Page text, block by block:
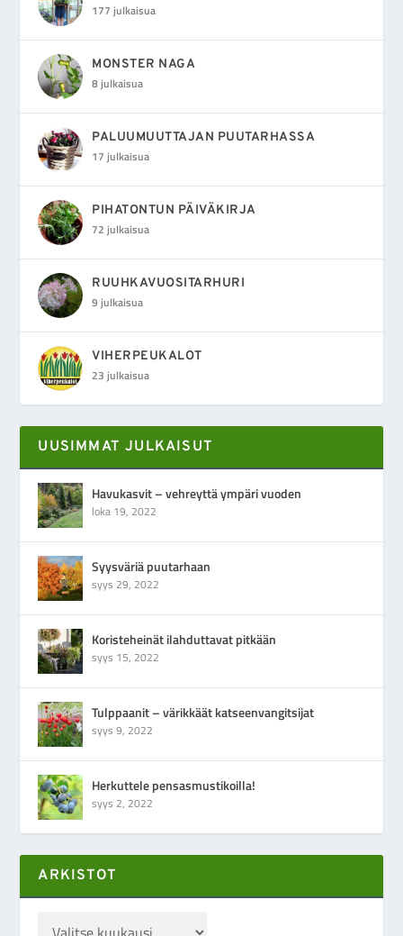
177 julkaisua
MONSTER NAGA
8 julkaisua
PALUUMUUTTAJAN PUUTARHASSA
17 julkaisua
PIHATONTUN PÄIVÄKIRJA
72 julkaisua
RUUHKAVUOSITARHURI
9 julkaisua
VIHERPEUKALOT
23 julkaisua
UUSIMMAT JULKAISUT
Havukasvit – vehreyttä ympäri vuoden
loka 19, 2022
Syysväriä puutarhaan
syys 29, 2022
Koristeheinät ilahduttavat pitkään
syys 15, 2022
Tulppaanit – värikkäät katseenvangitsijat
syys 9, 2022
Herkuttele pensasmustikoilla!
syys 2, 2022
ARKISTOT